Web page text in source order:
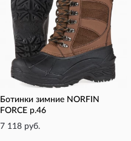
Ботинки зимние NORFIN
FORCE р.46
7 118 руб.